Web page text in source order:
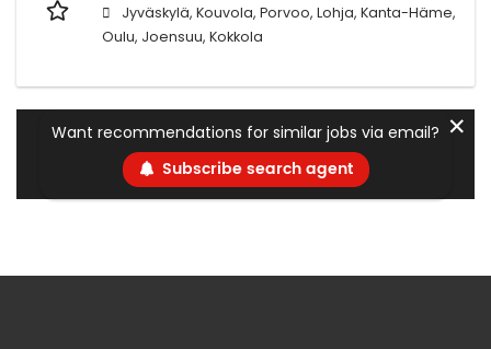
Jyväskylä, Kouvola, Porvoo, Lohja, Kanta-Häme,
Oulu, Joensuu, Kokkola
Want recommendations for similar jobs via email?
Subscribe search agent
✕